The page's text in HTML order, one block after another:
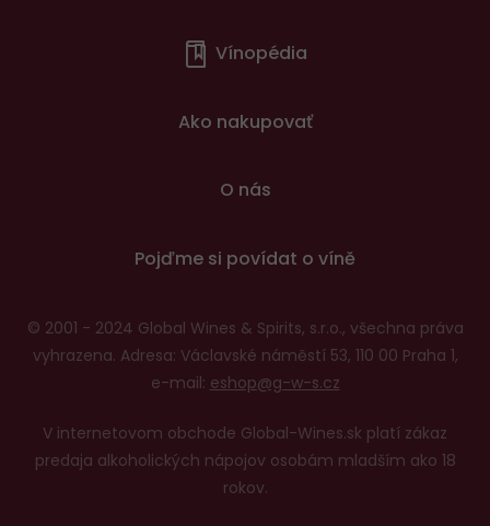
Vínopédia
Ako nakupovať
O nás
Pojďme si povídat o víně
© 2001 - 2024 Global Wines & Spirits, s.r.o., všechna práva
vyhrazena. Adresa: Václavské náměstí 53, 110 00 Praha 1,
e-mail: eshop@g-w-s.cz
V internetovom obchode Global-Wines.sk platí zákaz
predaja alkoholických nápojov osobám mladším ako 18
rokov.